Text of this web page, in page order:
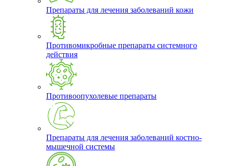
Препараты для лечения заболеваний кожи
Противомикробные препараты системного
действия
Противоопухолевые препараты
Препараты для лечения заболеваний костно-
мышечной системы